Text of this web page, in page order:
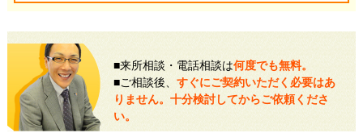
■来所相談・電話相談は何度でも無料。
■ご相談後、 すぐにご契約いただく必要はあ
りません。十分検討してからご依頼くださ
い。